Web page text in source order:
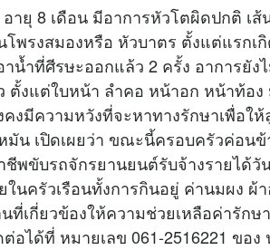
ายุ 8 เดือน มีอาการหัวโตผิดปกติ เส้
โพรงสมองหรือ หัวบาตร ตั้งแต่แรก
าน้ำที่ศีรษะออกแล้ว 2 ครั้ง อาการยั
ตั้งแต่ใบหน้า ลำคอ หน้าอก หน้าท้อ
คงมีความหวังที่จะหาทางรักษาเพื่อ
มัน เปิดเผยว่า ขณะนี้ครอบครัวค่อน
พขับรถจักรยานยนต์รับจ้างรายได้วั
นครัวเรือนทั้งการกินอยู่ ค่านมผง ผ้
ที่เกี่ยวข้องให้ความช่วยเหลือค่ารัก
ได้ที่ หมายเลข 061-2516221 ของ